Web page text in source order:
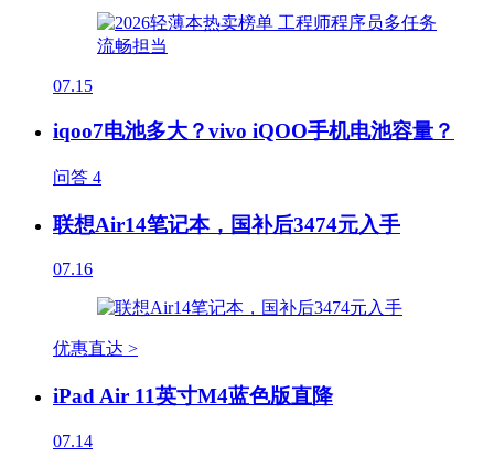
07.15
iqoo7电池多大？vivo iQOO手机电池容量？
问答 4
联想Air14笔记本，国补后3474元入手
07.16
优惠直达 >
iPad Air 11英寸M4蓝色版直降
07.14